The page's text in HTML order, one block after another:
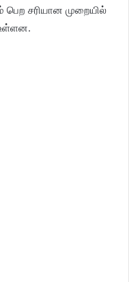
பெற சரியான முறையில்